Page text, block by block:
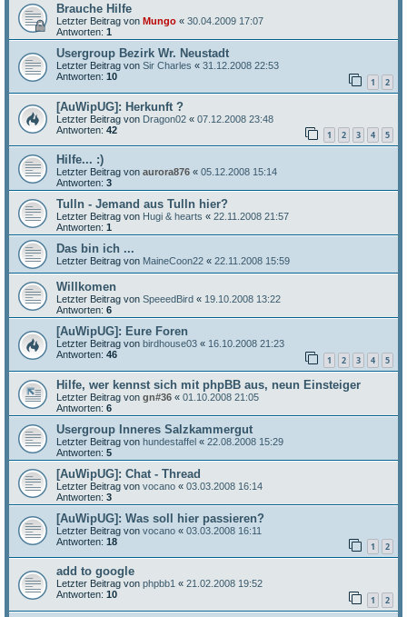
Brauche Hilfe
Letzter Beitrag von Mungo « 30.04.2009 17:07
Antworten: 1
Usergroup Bezirk Wr. Neustadt
Letzter Beitrag von Sir Charles « 31.12.2008 22:53
Antworten: 10 1 2
[AuWipUG]: Herkunft ?
Letzter Beitrag von Dragon02 « 07.12.2008 23:48
Antworten: 42 1 2 3 4 5
Hilfe... :)
Letzter Beitrag von aurora876 « 05.12.2008 15:14
Antworten: 3
Tulln - Jemand aus Tulln hier?
Letzter Beitrag von Hugi & hearts « 22.11.2008 21:57
Antworten: 1
Das bin ich ...
Letzter Beitrag von MaineCoon22 « 22.11.2008 15:59
Willkomen
Letzter Beitrag von SpeeedBird « 19.10.2008 13:22
Antworten: 6
[AuWipUG]: Eure Foren
Letzter Beitrag von birdhouse03 « 16.10.2008 21:23
Antworten: 46 1 2 3 4 5
Hilfe, wer kennst sich mit phpBB aus, neun Einsteiger
Letzter Beitrag von gn#36 « 01.10.2008 21:05
Antworten: 6
Usergroup Inneres Salzkammergut
Letzter Beitrag von hundestaffel « 22.08.2008 15:29
Antworten: 5
[AuWipUG]: Chat - Thread
Letzter Beitrag von vocano « 03.03.2008 16:14
Antworten: 3
[AuWipUG]: Was soll hier passieren?
Letzter Beitrag von vocano « 03.03.2008 16:11
Antworten: 18 1 2
add to google
Letzter Beitrag von phpbb1 « 21.02.2008 19:52
Antworten: 10 1 2